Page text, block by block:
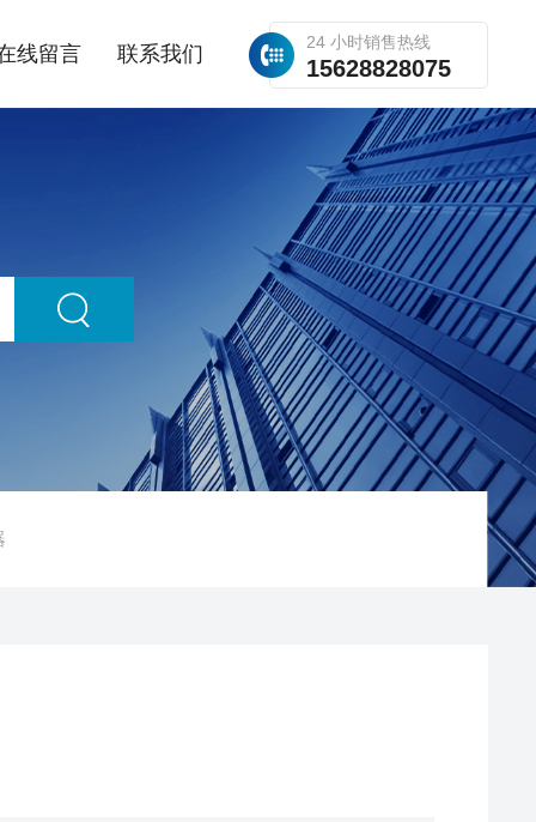
24 小时销售热线
15628828075
线留言 联系我们